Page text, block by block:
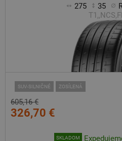
275 35
SUV-SILNIČNÉ ZOSÍLENÁ
605,16 €
326,70 €
SKLADOM